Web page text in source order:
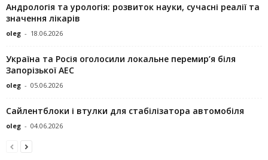
Андрологія та урологія: розвиток науки, сучасні реалії та
значення лікарів
oleg - 18.06.2026
Україна та Росія оголосили локальне перемир’я біля
Запорізької АЕС
oleg - 05.06.2026
Сайлентблоки і втулки для стабілізатора автомобіля
oleg - 04.06.2026